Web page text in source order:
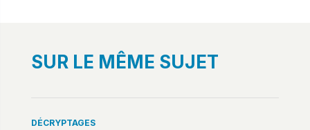
SUR LE MÊME SUJET
DÉCRYPTAGES